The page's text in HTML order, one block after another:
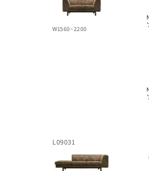
W1560~2200
L09031